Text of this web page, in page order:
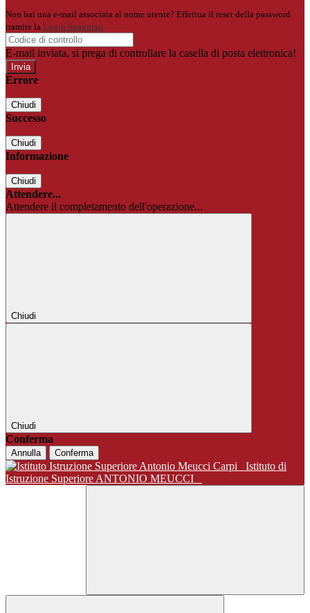
Non hai una e-mail associata al nome utente? Effettua il reset della password
tramite la Login Spaggiari
E-mail inviata, si prega di controllare la casella di posta elettronica!
Errore
Chiudi
Successo
Chiudi
Informazione
Chiudi
Attendere...
Attendere il completamento dell'operazione...
Chiudi
Chiudi
Conferma
Annulla Conferma
Istituto di
Istruzione Superiore ANTONIO MEUCCI